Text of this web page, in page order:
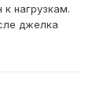
к нагрузкам.
джелка